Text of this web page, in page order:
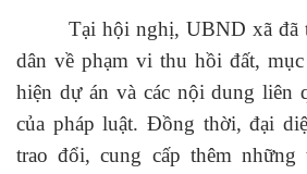
Tại hội nghị, UBND xã đã
dân về phạm vi thu hồi đất,
hiện dự án và các nội dung liên
của pháp luật. Đồng thời, đại
trao đổi, cung cấp thêm